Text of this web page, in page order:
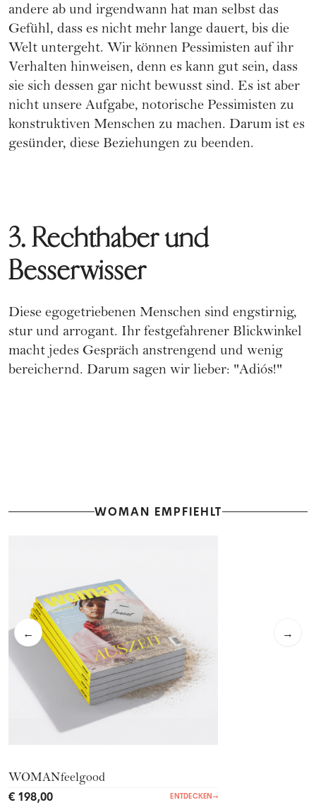
andere ab und irgendwann hat man selbst das
Gefühl, dass es nicht mehr lange dauert, bis die
Welt untergeht. Wir können Pessimisten auf ihr
Verhalten hinweisen, denn es kann gut sein, dass
sie sich dessen gar nicht bewusst sind. Es ist aber
nicht unsere Aufgabe, notorische Pessimisten zu
konstruktiven Menschen zu machen. Darum ist es
gesünder, diese Beziehungen zu beenden.
3. Rechthaber und
Besserwisser
Diese egogetriebenen Menschen sind engstirnig,
stur und arrogant. Ihr festgefahrener Blickwinkel
macht jedes Gespräch anstrengend und wenig
bereichernd. Darum sagen wir lieber: "Adiós!"
WOMAN EMPFIEHLT
← →
WOMANfeelgood
€ 198,00 ENTDECKEN →